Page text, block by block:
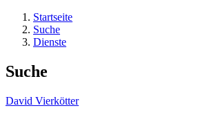
Startseite
Suche
Dienste
Suche
David Vierkötter